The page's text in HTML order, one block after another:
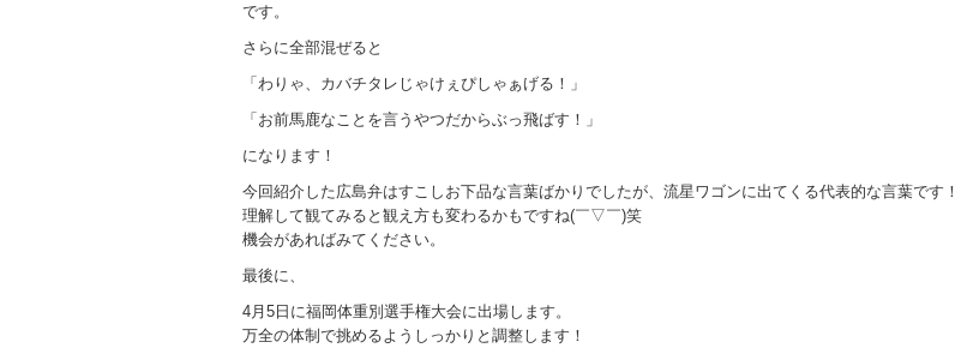
です。
さらに全部混ぜると
「わりゃ、カバチタレじゃけぇぴしゃぁげる！」
「お前馬鹿なことを言うやつだからぶっ飛ばす！」
になります！
今回紹介した広島弁はすこしお下品な言葉ばかりでしたが、流星ワゴンに出てくる代表的な言葉です！
理解して観てみると観え方も変わるかもですね(￣▽￣)笑
機会があればみてください。
最後に、
4月5日に福岡体重別選手権大会に出場します。
万全の体制で挑めるようしっかりと調整します！